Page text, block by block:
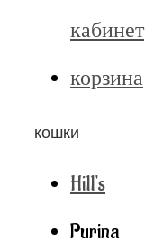
кабинет
корзина
кошки
Hill's
Purina